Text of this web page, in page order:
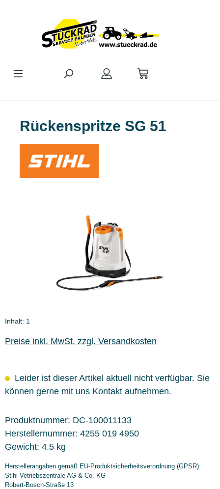
Rückenspritze SG 51
Inhalt: 1
Preise inkl. MwSt. zzgl. Versandkosten
Leider ist dieser Artikel aktuell nicht verfügbar. Sie
können gerne mit uns Kontakt aufnehmen.
Produktnummer: DC-100011133
Herstellernummer: 4255 019 4950
Gewicht: 4.5 kg
Herstellerangaben gemäß EU-Produktsicherheitsverordnung (GPSR):
Stihl Vetriebszentrale AG & Co. KG
Robert-Bosch-Straße 13